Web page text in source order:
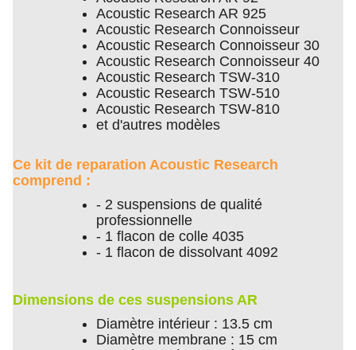
Acoustic Research AR 925
Acoustic Research Connoisseur
Acoustic Research Connoisseur 30
Acoustic Research Connoisseur 40
Acoustic Research TSW-310
Acoustic Research TSW-510
Acoustic Research TSW-810
et d'autres modèles
Ce kit de reparation Acoustic Research
comprend :
- 2 suspensions de qualité
professionnelle
- 1 flacon de colle 4035
- 1 flacon de dissolvant 4092
Dimensions de ces suspensions AR
Diamètre intérieur : 13.5 cm
Diamètre membrane : 15 cm